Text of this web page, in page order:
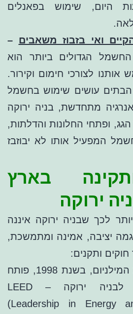
היום, שימוש בפאנלים
ואי בזבוז משאבים –
הגדולים ביותר הוא
אותנו לצורכי חימום וקירור.
עושים שימוש בחשמל
מתחדשת, בניה ירוקה
הגג, ופתחי החלונות והדלתות,
המפעיל אותו לא יבוזבז
בארץ
ירוקה
לכך שבניה ירוקה איננה
יציבה, אמינה ומתמשכת,
ותקנים:
קרוב מאד לתחילת המילניום, בשנת 1998, פותח
התקן האמריקאי לבניה ירוקה – LEED
(Leadership in Energy